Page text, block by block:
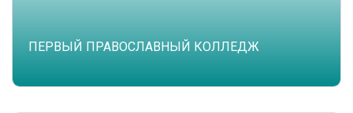
ПЕРВЫЙ ПРАВОСЛАВНЫЙ КОЛЛЕДЖ